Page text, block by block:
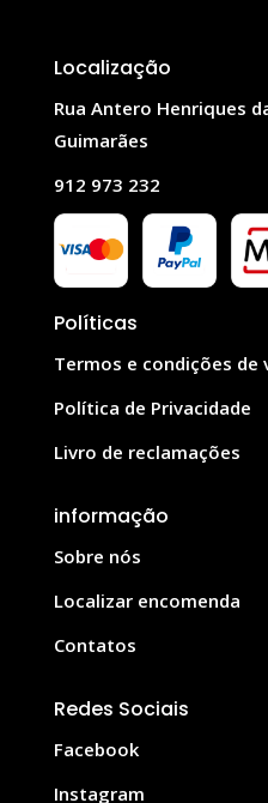
Localização
Rua Antero Henriques
Guimarães
912 973 232
Políticas
Termos e condições de
Política de Privacidade
Livro de reclamações
informação
Sobre nós
Localizar encomenda
Contatos
Redes Sociais
Facebook
Instagram